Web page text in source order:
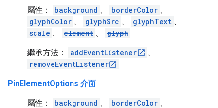
屬性： background 、 borderColor 、
glyphColor 、 glyphSrc 、 glyphText 、
scale 、 element 、 glyph
繼承方法： addEventListener
、
removeEventListener
PinElementOptions 介面
屬性： background 、 borderColor 、